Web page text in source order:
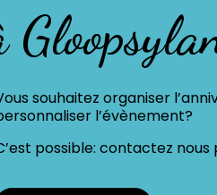
souhaitez organiser
l’évènement?
possible: contactez